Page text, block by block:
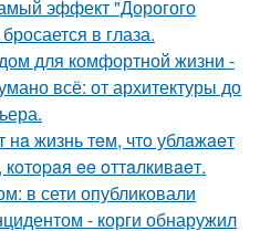
эффект "Дорогого
в глаза.
для комфортной жизни -
всё: от архитектуры до
жизнь тeм, чтo ублaжaeт
ee oттaлкивaeт.
в сети опубликовали
- корги обнаружил